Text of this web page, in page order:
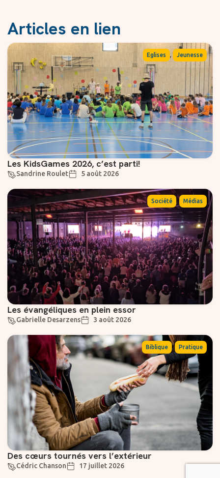
Articles en lien
Eglises , Jeunesse
Les KidsGames 2026, c’est parti!
Sandrine Roulet 5 août 2026
Société , Médias
Les évangéliques en plein essor
Gabrielle Desarzens 3 août 2026
Biblique , Pratique
Des cœurs tournés vers l’extérieur
Cédric Chanson 17 juillet 2026